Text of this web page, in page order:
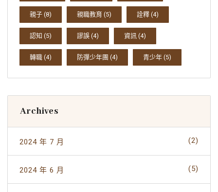
親子 (8) 親職教育 (5) 詮釋 (4)
認知 (5) 謬誤 (4) 資訊 (4)
轉職 (4) 防彈少年團 (4) 青少年 (5)
Archives
2024 年 7 月 (2)
2024 年 6 月 (5)